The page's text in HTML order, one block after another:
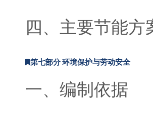
四、主要节能方
第七部分 环境保护与劳动安全
一、编制依据